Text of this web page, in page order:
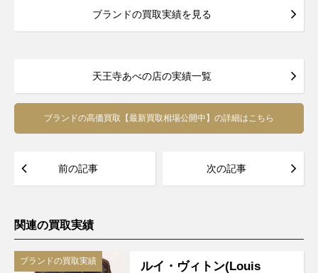
ブランドの買取実績を見る
天王寺あべの店の実績一覧
ブランドの高価買取【最新買取相場公開中】の詳細はこちら
前の記事 次の記事
関連の買取実績
ブランドの買取実績
ルイ・ヴィトン(Louis